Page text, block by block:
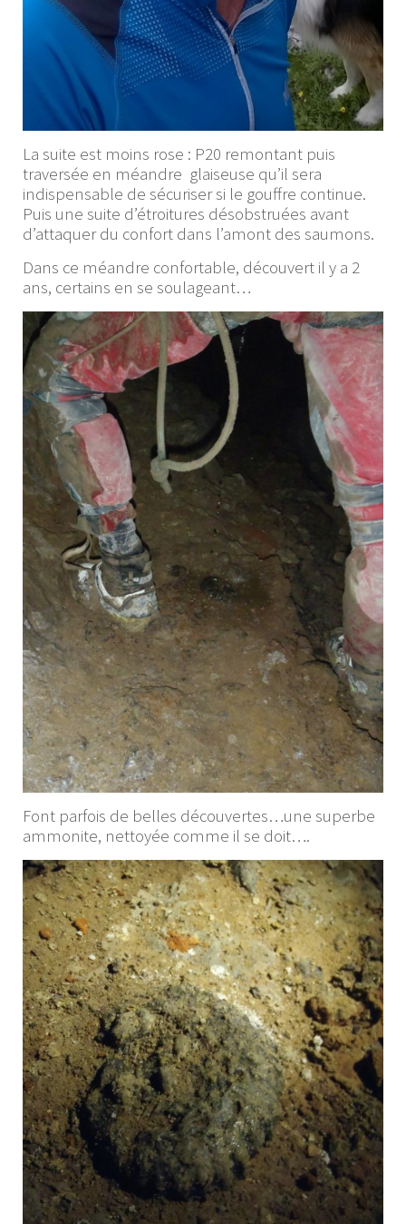
La suite est moins rose : P20 remontant puis
traversée en méandre glaiseuse qu’il sera
indispensable de sécuriser si le gouffre continue.
Puis une suite d’étroitures désobstruées avant
d’attaquer du confort dans l’amont des saumons.
Dans ce méandre confortable, découvert il y a 2
ans, certains en se soulageant…
Font parfois de belles découvertes…une superbe
ammonite, nettoyée comme il se doit….